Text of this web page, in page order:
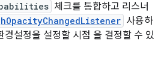
체크를 통합하고 리스너
사용하
경설정을 설정할 시점 을 결정할 수 있